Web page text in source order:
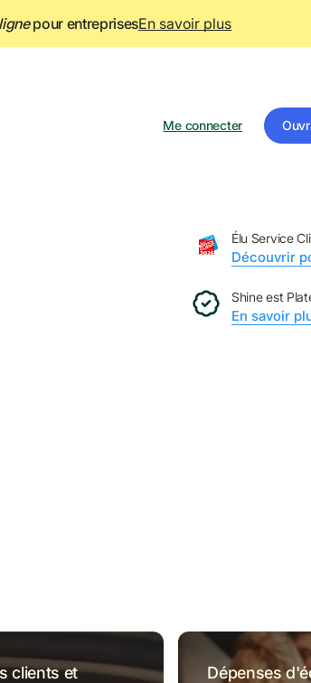
pour entreprisesEn savoir plus
Me connecter
Élu Service
Découvrir
Shine est
En savoir
clients et
Dépenses